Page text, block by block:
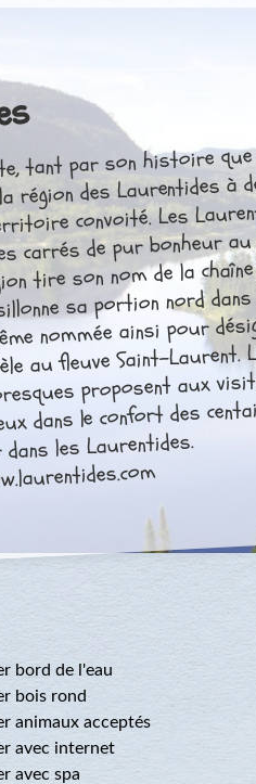
tant par son histoire
région des Laurentides
convoité. Les
carrés de pur bonheur
tire son nom de la
sa portion nord
nommée ainsi pour
au fleuve Saint-Laurent.
proposent aux
dans le confort des
les Laurentides.
bord de l'eau
bois rond
animaux acceptés
avec internet
avec spa